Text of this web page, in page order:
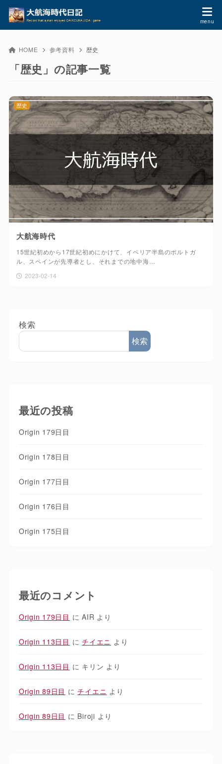
HOME 参考資料 歴史
「歴史」の記事一覧
大航海時代
15世紀初めから17世紀初めにかけて、イベリア半島のポルトガ
ル、スペインが先導者とし、それまでの地中海…
2023-02-14
歴史
検索
検索
最近の投稿
Origin 179日目
Origin 178日目
Origin 177日目
Origin 176日目
Origin 175日目
最近のコメント
Origin 179日目 にAIR より
Origin 113日目 にチイエニ より
Origin 113日目 に キリン より
Origin 89日目 にチイエニ より
Origin 89日目 に Biroji より